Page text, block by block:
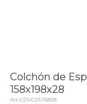
Colchón de
158x198x28
CDUCDU15828